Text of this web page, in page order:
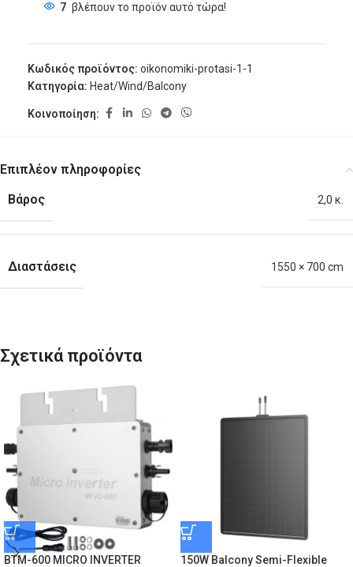
7 βλέπουν το προϊόν αυτό τώρα!
Κωδικός προϊόντος: oikonomiki-protasi-1-1
Κατηγορία: Heat/Wind/Balcony
Κοινοποίηση:
Επιπλέον πληροφορίες
Βάρος
2,0 κ.
Διαστάσεις 1550 × 700 cm
Σχετικά προϊόντα
BTM-600 MICRO INVERTER
150W Balcony Semi-Flexible